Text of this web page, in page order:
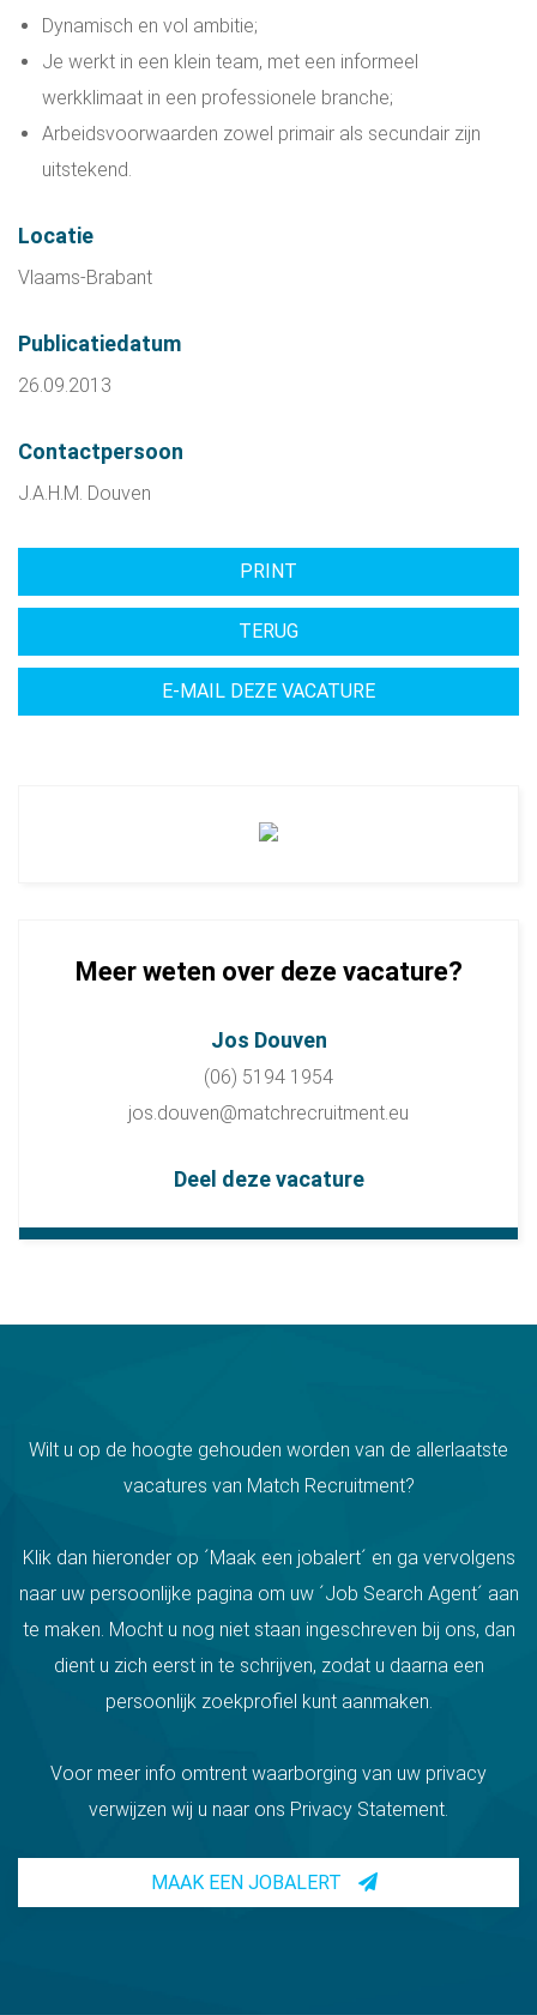
Dynamisch en vol ambitie;
Je werkt in een klein team, met een informeel
werkklimaat in een professionele branche;
Arbeidsvoorwaarden zowel primair als secundair zijn
uitstekend.
Locatie
Vlaams-Brabant
Publicatiedatum
26.09.2013
Contactpersoon
J.A.H.M. Douven
Meer weten over deze vacature?
Jos Douven
(06) 5194 1954
jos.douven@matchrecruitment.eu
Deel deze vacature
Wilt u op de hoogte gehouden worden van de allerlaatste
vacatures van Match Recruitment?
Klik dan hieronder op ´Maak een jobalert´ en ga vervolgens
naar uw persoonlijke pagina om uw ´Job Search Agent´ aan
te maken. Mocht u nog niet staan ingeschreven bij ons, dan
dient u zich eerst in te schrijven, zodat u daarna een
persoonlijk zoekprofiel kunt aanmaken.
Voor meer info omtrent waarborging van uw privacy
verwijzen wij u naar ons Privacy Statement.
MAAK EEN JOBALERT